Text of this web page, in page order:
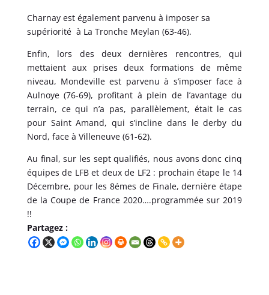
Charnay est également parvenu à imposer sa
supériorité à La Tronche Meylan (63-46).
Enfin, lors des deux dernières rencontres, qui
mettaient aux prises deux formations de même
niveau, Mondeville est parvenu à s’imposer face à
Aulnoye (76-69), profitant à plein de l’avantage du
terrain, ce qui n’a pas, parallèlement, était le cas
pour Saint Amand, qui s’incline dans le derby du
Nord, face à Villeneuve (61-62).
Au final, sur les sept qualifiés, nous avons donc cinq
équipes de LFB et deux de LF2 : prochain étape le 14
Décembre, pour les 8émes de Finale, dernière étape
de la Coupe de France 2020….programmée sur 2019
!!
Partagez :